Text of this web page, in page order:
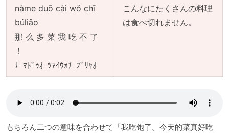
nàme duō cài wǒ chī
búliǎo
那 么 多 菜 我 吃 不 了
！
ﾅｰﾏﾄﾞｩｵｰﾂｧｲｳｫﾁｰﾌﾞﾘｬｵ
こんなにたくさんの料理
は食べ切れません。
もちろん二つの意味を合わせて「我吃饱了。今天的菜真好吃